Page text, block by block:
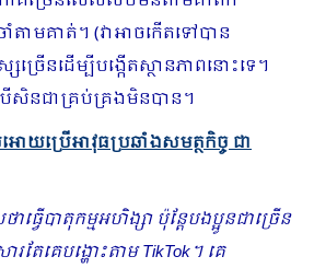
ាមគាត់។ (វាអាចកើតទៅបាន
រើនដើម្បីបង្កើតស្ថានភាពនោះទេ។
ើសិនជាគ្រប់គ្រងមិនបាន។
យប្រើអាវុធប្រឆាំងសមត្ថកិច្ច ជា
វើបាតុកម្មអហិង្សា ប៉ុន្តែបងប្អូនជាច្រើន
ែគេបង្ហោះតាមTikTok។ គេ